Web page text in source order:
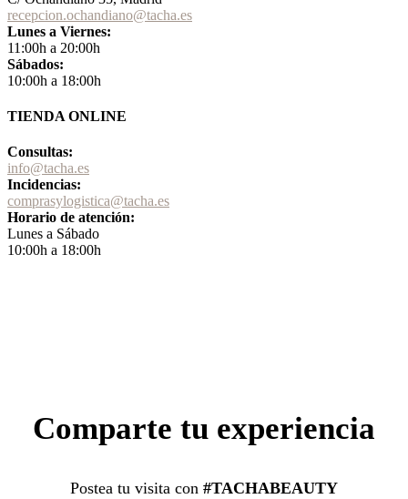
recepcion.ochandiano@tacha.es
Lunes a Viernes:
11:00h a 20:00h
Sábados:
10:00h a 18:00h
TIENDA ONLINE
Consultas:
info@tacha.es
Incidencias:
comprasylogistica@tacha.es
Horario de atención:
Lunes a Sábado
10:00h a 18:00h
Comparte tu experiencia
Postea tu visita con #TACHABEAUTY